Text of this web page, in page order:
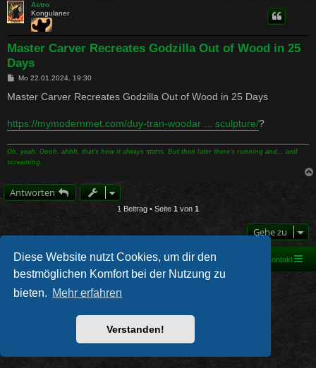
Diese Website nutzt Cookies, um dir den
bestmöglichen Komfort bei der Nutzung zu
bieten. Mehr erfahren
Verstanden!
Astro
Kongulaner
Master Carver Recreates Godzilla Out of Wood in 25
Days
B
i
t
a
g
Mo 22.01.2024, 19:30
Master Carver Recreates Godzilla Out of Wood in 25 Days
https://mymodernmet.com/duy-tran-woodar ... sculpture/?
Oh, yeah. Oooh, ahhh, that's how it always starts. But then later there's running and... and
screaming.
Antworten
1 Beitrag • Seite 1 von 1
Gehe zu
Foren-Übersicht Kontakt
Powered by phpBB ® Forum Software © phpBB Limited
Deutsche Übersetzung durch